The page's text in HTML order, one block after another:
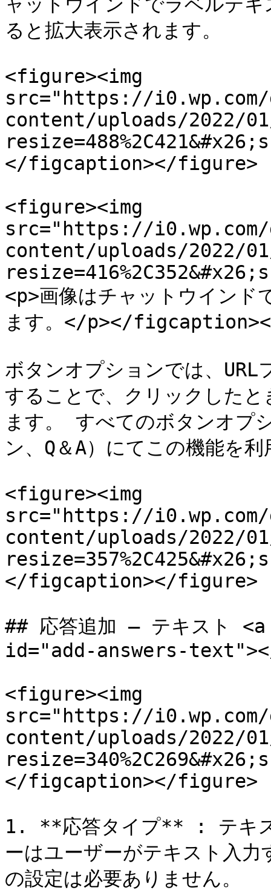
ると拡大表示されます。
<figure><img
src="https://
content/uploads/2022/
</figcaption></figure>
<figure><img
src="https://
content/uploads/2022/
<p>画像はチャットウインド
ます。</p></
ボタンオプションでは、URL
することで、クリックしたと
ます。 すべてのボタンオプ
ン、Q＆A）にてこの機能を
<figure><img
src="https://
content/uploads/2022/
</figcaption></figure>
## 応答追加 – テキスト
id="add-answers-
<figure><img
src="https://
content/uploads/2022/
</figcaption></figure>
1. **応答タイプ** : テキス
ーはユーザーがテキスト入
の設定は必要ありません。